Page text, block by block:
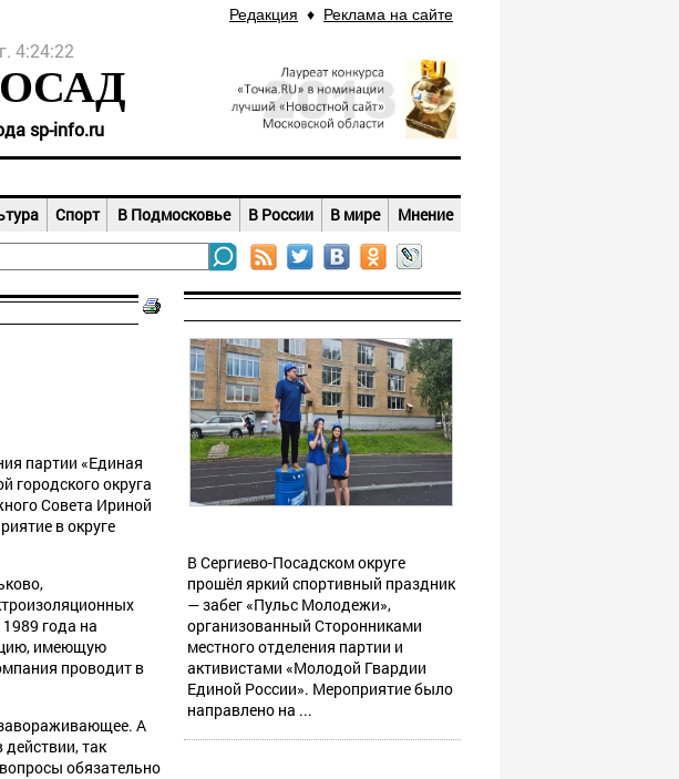
Редакция ♦ Реклама на сайте
4:24:23
sp-info.ru
Спорт В Подмосковье В России В мире Мнение
партии «Единая
городского округа
Совета Ириной
в округе
года на
имеющую
проводит в
завораживающее. А
так
обязательно
В Сергиево-Посадском округе
прошёл яркий спортивный праздник
— забег «Пульс Молодежи»,
организованный Сторонниками
местного отделения партии и
активистами «Молодой Гвардии
Единой России». Мероприятие было
направлено на ...